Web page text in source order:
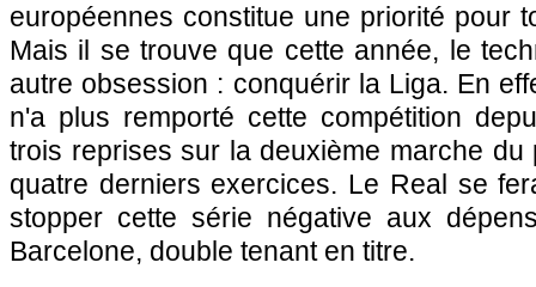
européennes constitue une priorité pour
Mais il se trouve que cette année, le
autre obsession : conquérir la Liga. En
n'a plus remporté cette compétition
trois reprises sur la deuxième marche
quatre derniers exercices. Le Real se
stopper cette série négative aux
Barcelone, double tenant en titre.